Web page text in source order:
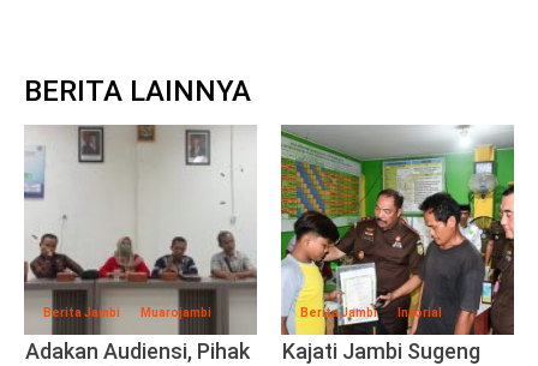
BERITA LAINNYA
Berita Jambi Muarojambi
Adakan Audiensi, Pihak
Berita Jambi Inforial
Kajati Jambi Sugeng